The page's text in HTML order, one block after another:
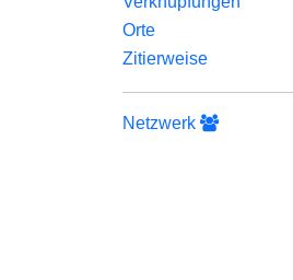
Orte
Zitierweise
Netzwerk